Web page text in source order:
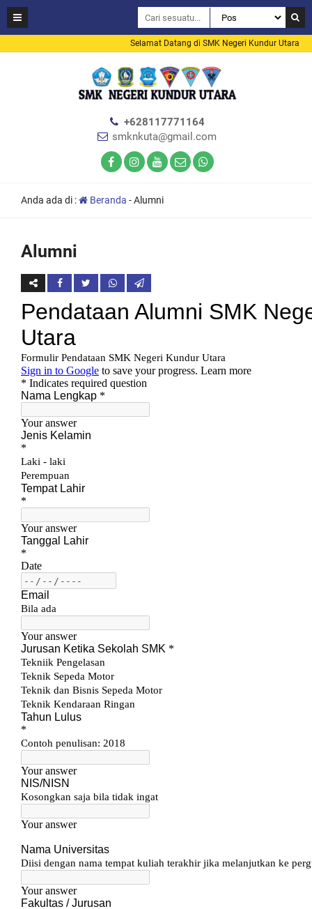
Selamat Datang di SMK Negeri Kundur Utara
+628117771164
smknkuta@gmail.com
Anda ada di : Beranda -Alumni
Alumni